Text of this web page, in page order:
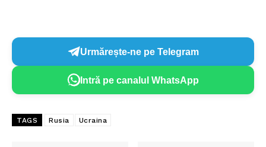
Urmărește-ne pe Telegram
Intră pe canalul WhatsApp
TAGS Rusia Ucraina